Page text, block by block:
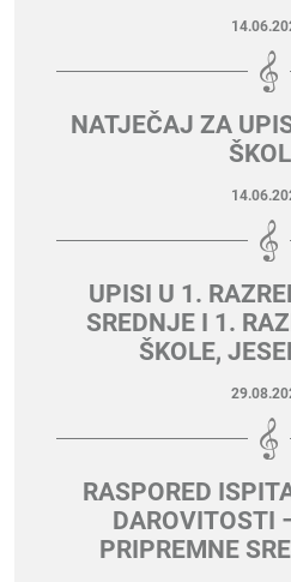
NATJEČAJ ZA
UPISI U 1.
SREDNJE I 1.
ŠKOLE,
RASPORED
DAROVITOSTI
PRIPREMNE